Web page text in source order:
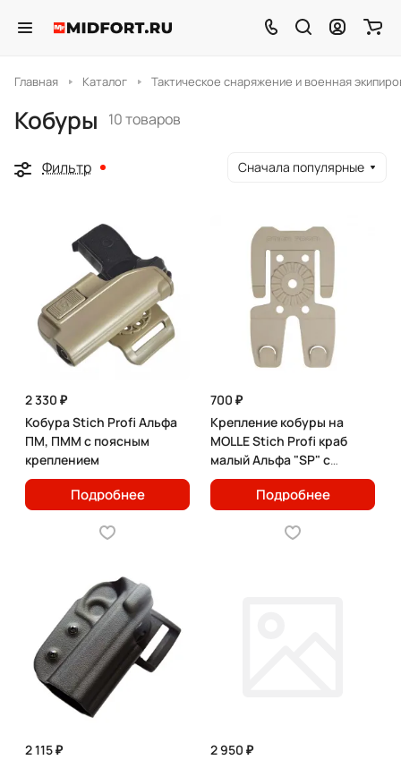
Главная Каталог Тактическое снаряжение и военная
Кобуры 10 товаров
Фильтр Сначала популярные
2 330 ₽
Кобура Stich Profi Альфа
ПМ, ПММ с поясным
креплением
Подробнее
700 ₽
Крепление кобуры на
MOLLE Stich Profi краб
малый Альфа "SP" с
изменением угла наклона
Подробнее
2 115 ₽
2 950 ₽